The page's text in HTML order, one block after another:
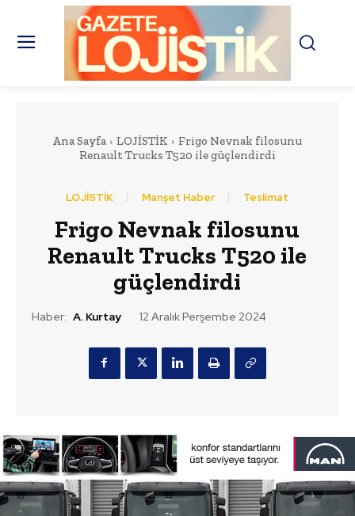
Ana Sayfa LOJİSTİK
Frigo Nevnak filosunu
Renault Trucks T520 ile güçlendirdi
LOJİSTİK Manşet Haber Teslimat
Frigo Nevnak filosunu
Renault Trucks T520 ile
güçlendirdi
Haber: A. Kurtay 12 Aralık Perşembe 2024